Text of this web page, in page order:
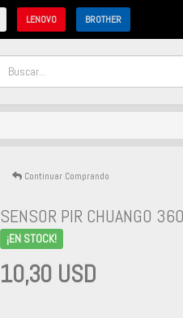
LENOVO BROTHER
Continuar Comprando
SENSOR PIR CHUANGO
¡EN STOCK!
10,30 USD